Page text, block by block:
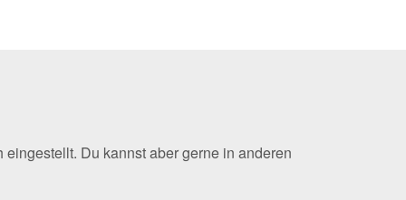
Du kannst aber gerne in anderen